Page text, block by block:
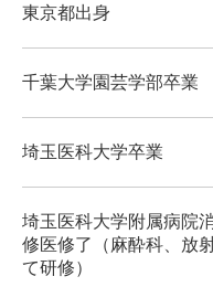
東京都出身
千葉大学園芸学部卒業
埼玉医科大学卒業
埼玉医科大学附属病院
修医修了（麻酔科、放
て研修）